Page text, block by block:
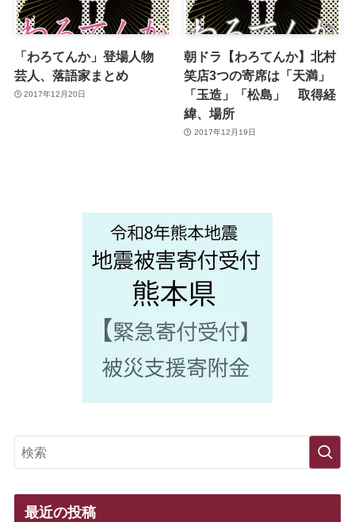
「わろてんか」登場人物
芸人、落語家まとめ
2017年12月20日
朝ドラ【わろてんか】北村
笑店3つの寄席は「天満」
「玉造」「松島」 取得経
緯、場所
2017年12月19日
最近の投稿